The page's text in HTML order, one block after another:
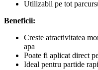
Utilizabil pe tot
Beneficii:
Creste atractivitatea
apa
Poate fi aplicat direct
Ideal pentru partide